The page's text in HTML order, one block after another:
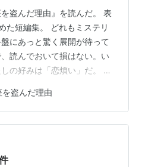
盗んだ理由』を読んだ。 表
た短編集。 どれもミステリ
にあっと驚く展開が待って
読んでおいて損はない。い
の好みは「恋煩い」だ。 私
) (2026/4/10時点) 楽天で購
盗んだ理由